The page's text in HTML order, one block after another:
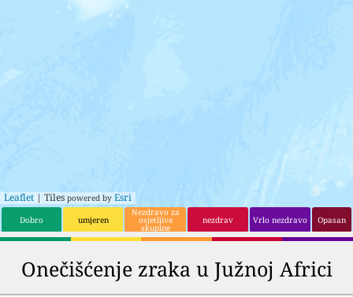
Leaflet | Tiles powered by Esri
Dobro umjeren
Nezdravo za
osjetljive
skupine
nezdrav Vrlo nezdravo Opasan
Onečišćenje zraka u Južnoj Africi